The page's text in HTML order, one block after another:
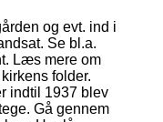
og evt. ind i
Se bl.a.
Læs mere om
folder.
indtil 1937 blev
Gå gennem